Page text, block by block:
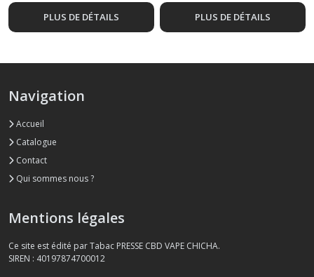
PLUS DE DÉTAILS PLUS DE DÉTAILS
Navigation
Accueil
Catalogue
Contact
Qui sommes nous ?
Mentions légales
Ce site est édité par Tabac PRESSE CBD VAPE CHICHA.
SIREN : 40197874700012